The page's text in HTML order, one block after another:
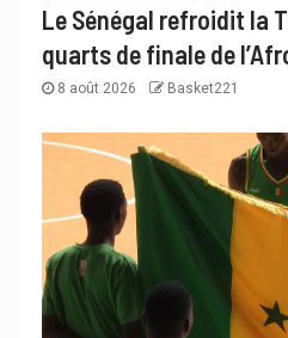
Le Sénégal refroidit la
quarts de finale de
8 août 2026 Basket221